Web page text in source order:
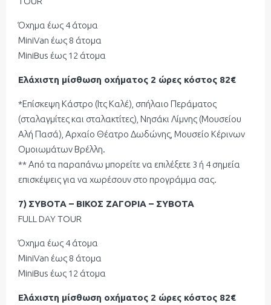
Όχημα έως 4 άτομα
ΜiniVan έως 8 άτομα
ΜiniBus έως 12 άτομα
Ελάχιστη μίσθωση οχήματος 2 ώρες κόστος 82€
*Επίσκεψη Κάστρο (Ιτς Καλέ), σπήλαιο Περάματος
(σταλαγμίτες και σταλακτίτες), Νησάκι Λίμνης (Μουσείου
Αλή Πασά), Αρχαίο Θέατρο Δωδώνης, Μουσείο Κέρινων
Ομοιωμάτων Βρέλλη.
** Από τα παραπάνω μπορείτε να επιλέξετε 3 ή 4 σημεία
επισκέψεις για να χωρέσουν στο προγράμμα σας.
7) ΣΥΒΟΤΑ – BIKOΣ ZAΓΟΡΙΑ – ΣΥΒΟΤΑ
FULL DAY TOUR
Όχημα έως 4 άτομα
ΜiniVan έως 8 άτομα
ΜiniBus έως 12 άτομα
Ελάχιστη μίσθωση οχήματος 2 ώρες κόστος 82€